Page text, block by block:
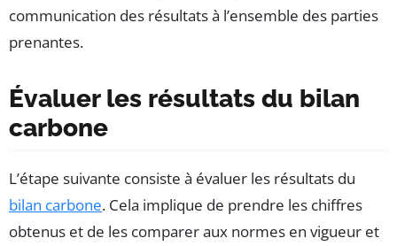
communication des résultats à l’ensemble des parties
prenantes.
Évaluer les résultats du bilan
carbone
L’étape suivante consiste à évaluer les résultats du
bilan carbone. Cela implique de prendre les chiffres
obtenus et de les comparer aux normes en vigueur et